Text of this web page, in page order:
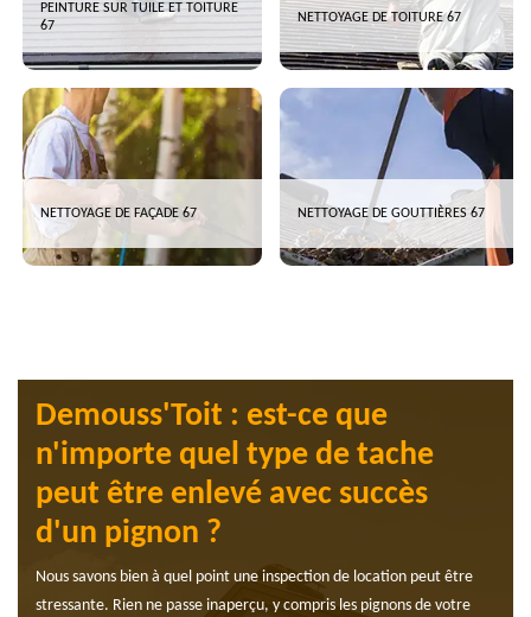
PEINTURE SUR TUILE ET TOITURE
67
NETTOYAGE DE TOITURE 67
NETTOYAGE DE FAÇADE 67 NETTOYAGE DE GOUTTIÈRES 67
Demouss'Toit : est-ce que
n'importe quel type de tache
peut être enlevé avec succès
d'un pignon ?
Nous savons bien à quel point une inspection de location peut être
stressante. Rien ne passe inaperçu, y compris les pignons de votre